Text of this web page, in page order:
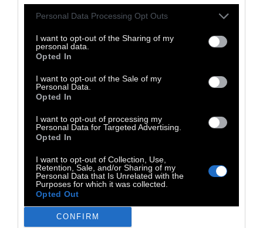
Personal Data Processing Opt Outs
I want to opt-out of the Sharing of my
personal data.
Opted In
I want to opt-out of the Sale of my
Personal Data.
Opted In
I want to opt-out of processing my
Personal Data for Targeted Advertising.
Opted In
I want to opt-out of Collection, Use,
Retention, Sale, and/or Sharing of my
Personal Data that Is Unrelated with the
Purposes for which it was collected.
Opted Out
CONFIRM
δεσμεύσεις, πολλές από αυτές με στόχο τη
μείωση του κόστους ζωής, από την ανάληψη
των καθηκόντων του την 1η Ιανουαρίου.
προγράμματος παιδικής μέριμνας, έκανε
παρέμβαση υπέρ των ενοικιαστών που
ζουν σε ακατάλληλες συνθήκες και
εξασφάλισε αποζημιώσεις εκατομμυρίων
Ο πρώην υποψήφιος πρόεδρος Bernie
Sandersέκανε αιφνιδιαστική εμφάνιση στην
ομιλία του Mamdani. «Γνωρίζω ότι ο
δήμαρχος έχει δεχθεί κριτική και κάποιοι